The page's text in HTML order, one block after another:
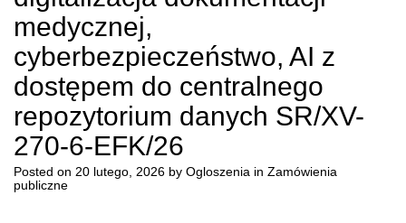
medycznej,
cyberbezpieczeństwo, AI z
dostępem do centralnego
repozytorium danych SR/XV-
270-6-EFK/26
Posted on 20 lutego, 2026 by Ogloszenia in Zamówienia
publiczne